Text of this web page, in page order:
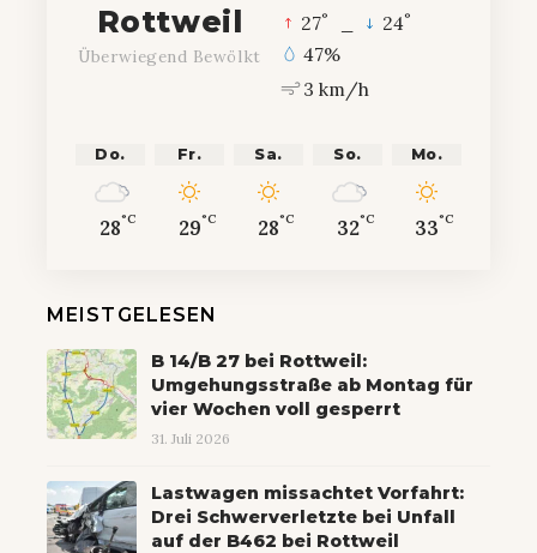
Rottweil
Überwiegend Bewölkt
27° 24°
47%
3 km/h
Do.
28°C
Fr.
29°C
Sa.
28°C
So.
32°C
Mo.
33°C
MEISTGELESEN
B 14/B 27 bei Rottweil:
Umgehungsstraße ab Montag für
vier Wochen voll gesperrt
31. Juli 2026
Lastwagen missachtet Vorfahrt:
Drei Schwerverletzte bei Unfall
auf der B462 bei Rottweil